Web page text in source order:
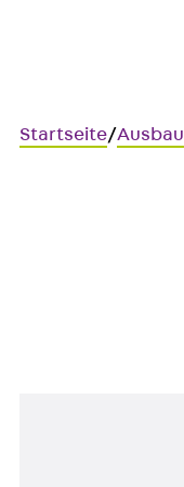
Startseite/Ausbau